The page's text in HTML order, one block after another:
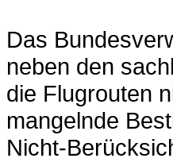
Das
neben den
die Flugrouten
mangelnde
Nicht-